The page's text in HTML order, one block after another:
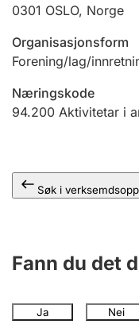
Andre tema
0301 OSLO, Norge
Organisasjonsform
Forening/lag/
Næringskode
94.200 Aktivitetar i
Søk i
Fann du det
Ja Nei